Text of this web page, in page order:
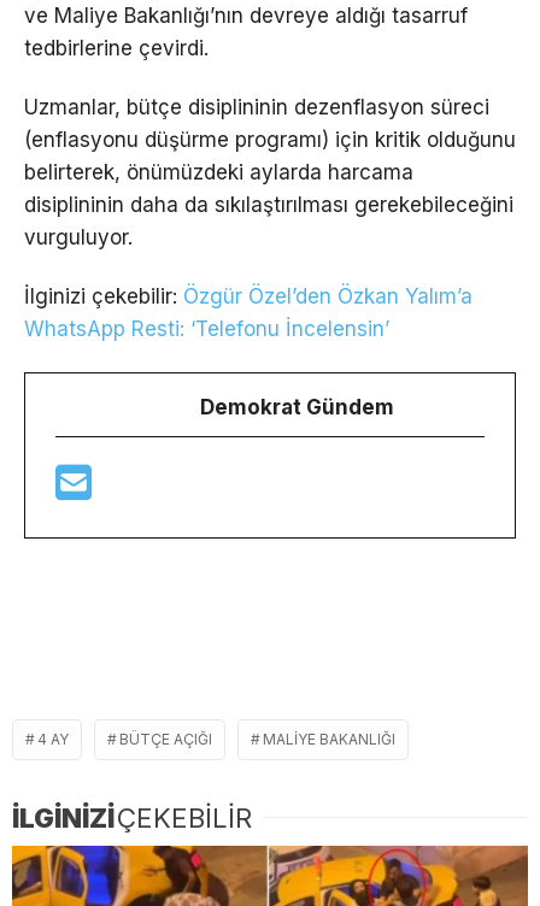
ve Maliye Bakanlığı’nın devreye aldığı tasarruf
tedbirlerine çevirdi.
Uzmanlar, bütçe disiplininin dezenflasyon süreci
(enflasyonu düşürme programı) için kritik olduğunu
belirterek, önümüzdeki aylarda harcama
disiplininin daha da sıkılaştırılması gerekebileceğini
vurguluyor.
İlginizi çekebilir: Özgür Özel’den Özkan Yalım’a
WhatsApp Resti: ‘Telefonu İncelensin’
Demokrat Gündem
4 AY BÜTÇE AÇIĞI MALIYE BAKANLIĞI
İLGİNİZİÇEKEBİLİR